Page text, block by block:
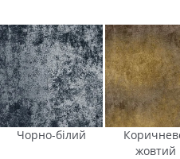
Чорно-білий
жовтий